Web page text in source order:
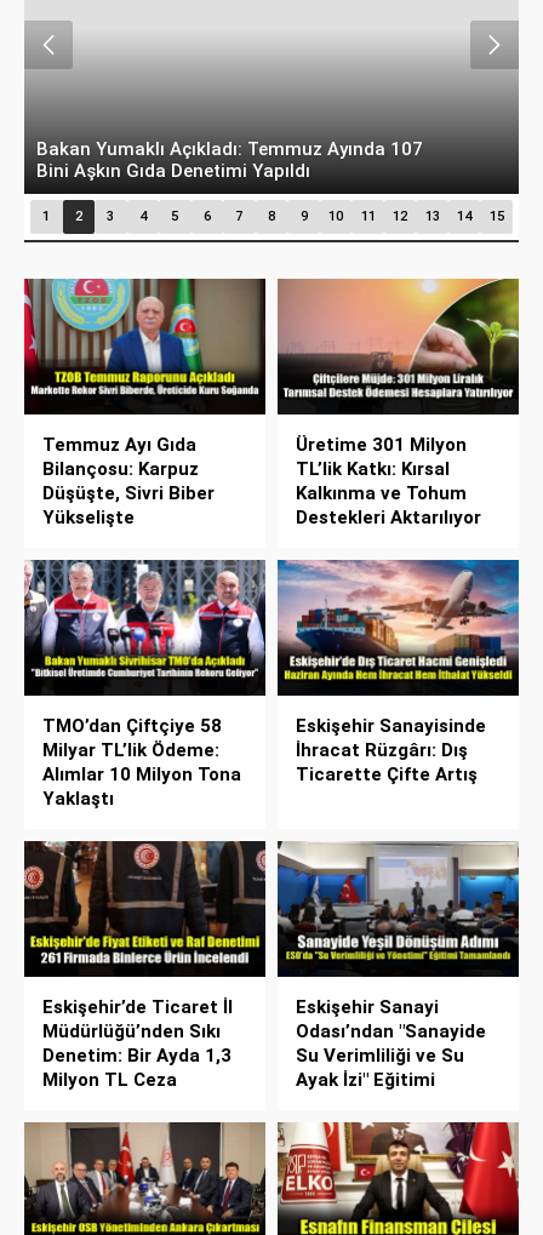
Bakan Bayraktar TRT Haber’de Duyurdu: Enerjide
Kerkük, Gabar ve Karadeniz Hamlesi
1 2 3 4 5 6 7 8 9 10 11 12 13 14 15
Temmuz Ayı Gıda
Bilançosu: Karpuz
Düşüşte, Sivri Biber
Yükselişte
Üretime 301 Milyon
TL’lik Katkı: Kırsal
Kalkınma ve Tohum
Destekleri Aktarılıyor
TMO’dan Çiftçiye 58
Milyar TL’lik Ödeme:
Alımlar 10 Milyon Tona
Yaklaştı
Eskişehir Sanayisinde
İhracat Rüzgârı: Dış
Ticarette Çifte Artış
Eskişehir’de Ticaret İl
Müdürlüğü’nden Sıkı
Denetim: Bir Ayda 1,3
Milyon TL Ceza
Eskişehir Sanayi
Odası’ndan "Sanayide
Su Verimliliği ve Su
Ayak İzi" Eğitimi